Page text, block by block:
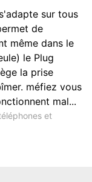
sur tous
de
même dans le
le Plug
la prise
méfiez vous
mal...
et